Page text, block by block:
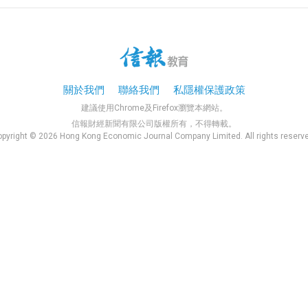
關於我們 聯絡我們 私隱權保護政策
建議使用Chrome及Firefox瀏覽本網站。
信報財經新聞有限公司版權所有，不得轉載。
© 2026 Hong Kong Economic Journal Company Limited. All rights